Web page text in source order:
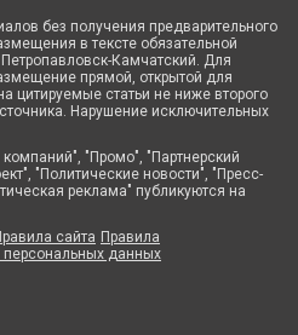
без получения предварительного
в тексте обязательной
Камчатский. Для
прямой, открытой для
цитируемые статьи не ниже второго
Нарушение исключительных
"Промо", "Партнерский
"Политические новости", "Пресс-
реклама" публикуются на
сайта Правила
персональных данных